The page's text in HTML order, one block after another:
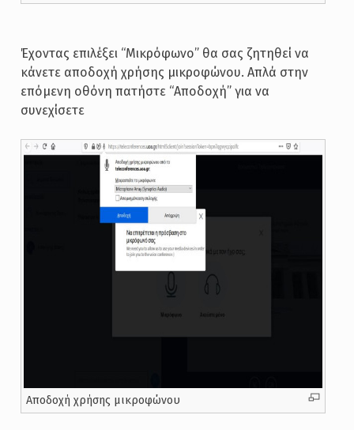
Έχοντας επιλέξει “Μικρόφωνο” θα σας ζητηθεί να
κάνετε αποδοχή χρήσης μικροφώνου. Απλά στην
επόμενη οθόνη πατήστε “Αποδοχή” για να
συνεχίσετε
Αποδοχή χρήσης μικροφώνου